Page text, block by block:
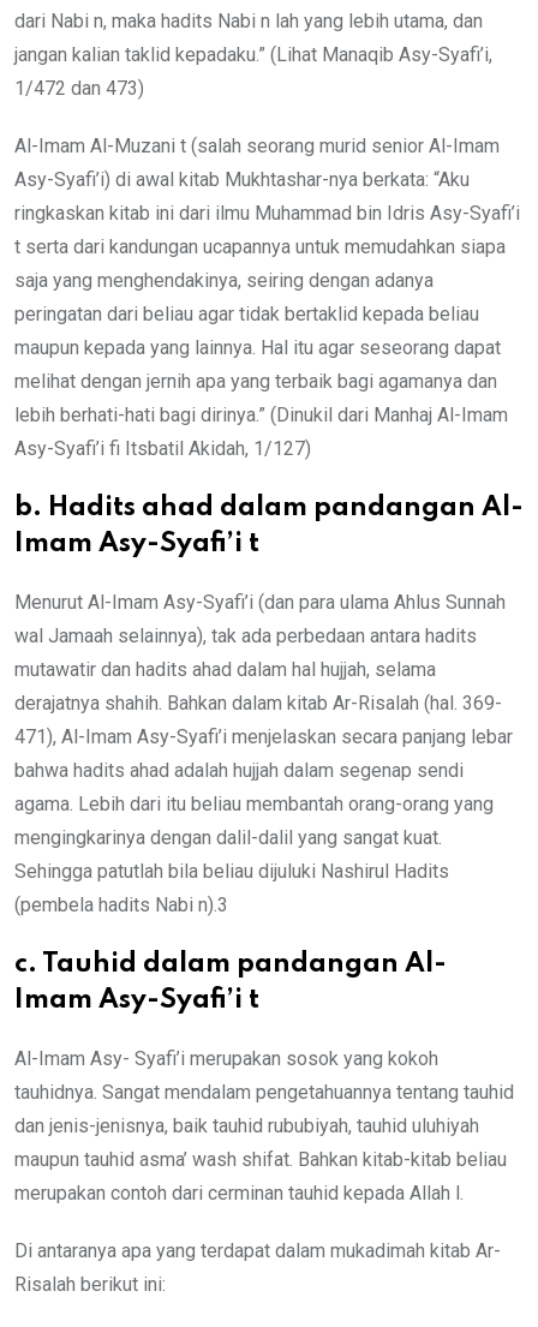
dari Nabi n, maka hadits Nabi n lah yang lebih utama, dan
jangan kalian taklid kepadaku.” (Lihat Manaqib Asy-Syafi’i,
1/472 dan 473)
Al-Imam Al-Muzani t (salah seorang murid senior Al-Imam
Asy-Syafi’i) di awal kitab Mukhtashar-nya berkata: “Aku
ringkaskan kitab ini dari ilmu Muhammad bin Idris Asy-Syafi’i
t serta dari kandungan ucapannya untuk memudahkan siapa
saja yang menghendakinya, seiring dengan adanya
peringatan dari beliau agar tidak bertaklid kepada beliau
maupun kepada yang lainnya. Hal itu agar seseorang dapat
melihat dengan jernih apa yang terbaik bagi agamanya dan
lebih berhati-hati bagi dirinya.” (Dinukil dari Manhaj Al-Imam
Asy-Syafi’i fi Itsbatil Akidah, 1/127)
b. Hadits ahad dalam pandangan Al-
Imam Asy-Syafi’i t
Menurut Al-Imam Asy-Syafi’i (dan para ulama Ahlus Sunnah
wal Jamaah selainnya), tak ada perbedaan antara hadits
mutawatir dan hadits ahad dalam hal hujjah, selama
derajatnya shahih. Bahkan dalam kitab Ar-Risalah (hal. 369-
471), Al-Imam Asy-Syafi’i menjelaskan secara panjang lebar
bahwa hadits ahad adalah hujjah dalam segenap sendi
agama. Lebih dari itu beliau membantah orang-orang yang
mengingkarinya dengan dalil-dalil yang sangat kuat.
Sehingga patutlah bila beliau dijuluki Nashirul Hadits
(pembela hadits Nabi n).3
c. Tauhid dalam pandangan Al-
Imam Asy-Syafi’i t
Al-Imam Asy- Syafi’i merupakan sosok yang kokoh
tauhidnya. Sangat mendalam pengetahuannya tentang tauhid
dan jenis-jenisnya, baik tauhid rububiyah, tauhid uluhiyah
maupun tauhid asma’ wash shifat. Bahkan kitab-kitab beliau
merupakan contoh dari cerminan tauhid kepada Allah l.
Di antaranya apa yang terdapat dalam mukadimah kitab Ar-
Risalah berikut ini: